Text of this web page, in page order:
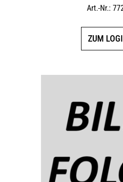
Art.-Nr.:
ZUM